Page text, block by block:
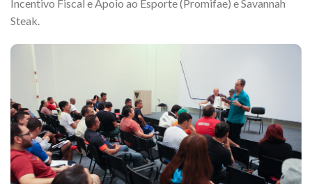
Incentivo Fiscal e Apoio ao Esporte (Promifae) e Savannah
Steak.